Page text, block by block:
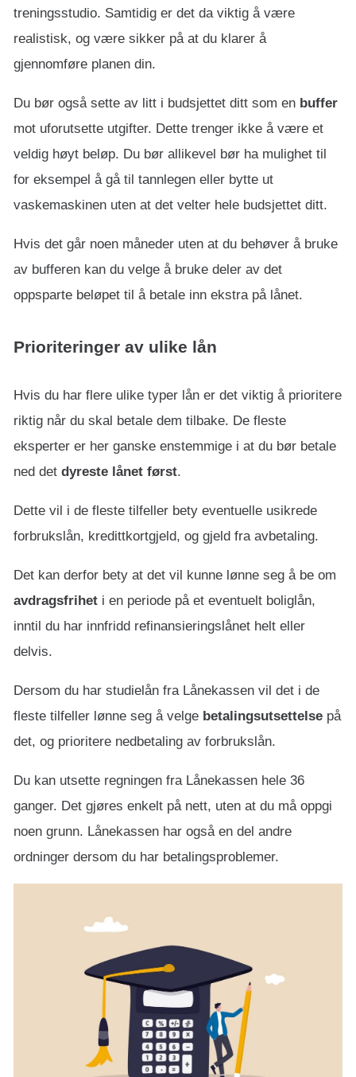
treningsstudio. Samtidig er det da viktig å være
realistisk, og være sikker på at du klarer å
gjennomføre planen din.
Du bør også sette av litt i budsjettet ditt som en buffer
mot uforutsette utgifter. Dette trenger ikke å være et
veldig høyt beløp. Du bør allikevel bør ha mulighet til
for eksempel å gå til tannlegen eller bytte ut
vaskemaskinen uten at det velter hele budsjettet ditt.
Hvis det går noen måneder uten at du behøver å bruke
av bufferen kan du velge å bruke deler av det
oppsparte beløpet til å betale inn ekstra på lånet.
Prioriteringer av ulike lån
Hvis du har flere ulike typer lån er det viktig å prioritere
riktig når du skal betale dem tilbake. De fleste
eksperter er her ganske enstemmige i at du bør betale
ned det dyreste lånet først.
Dette vil i de fleste tilfeller bety eventuelle usikrede
forbrukslån, kredittkortgjeld, og gjeld fra avbetaling.
Det kan derfor bety at det vil kunne lønne seg å be om
avdragsfrihet i en periode på et eventuelt boliglån,
inntil du har innfridd refinansieringslånet helt eller
delvis.
Dersom du har studielån fra Lånekassen vil det i de
fleste tilfeller lønne seg å velge betalingsutsettelse på
det, og prioritere nedbetaling av forbrukslån.
Du kan utsette regningen fra Lånekassen hele 36
ganger. Det gjøres enkelt på nett, uten at du må oppgi
noen grunn. Lånekassen har også en del andre
ordninger dersom du har betalingsproblemer.